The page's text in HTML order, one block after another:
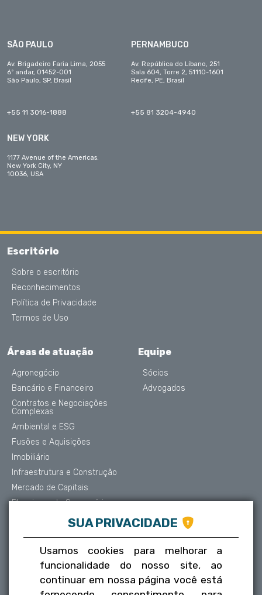
SÃO PAULO
Av. Brigadeiro Faria Lima, 2055
6º andar, 01452-001
São Paulo, SP, Brasil
+55 11 3016-1888
PERNAMBUCO
Av. República do Líbano, 251
Sala 604, Torre 2, 51110-1601
Recife, PE, Brasil
+55 81 3204-4940
NEW YORK
1177 Avenue of the Americas.
New York City, NY
10036, USA
Escritório
Sobre o escritório
Reconhecimentos
Política de Privacidade
Termos de Uso
Áreas de atuação
Agronegócio
Bancário e Financeiro
Contratos e Negociações
Complexas
Ambiental e ESG
Fusões e Aquisições
Imobiliário
Infraestrutura e Construção
Mercado de Capitais
Planejamento Sucessório
Contencioso e Arbitragem
Societário
Trabalhista
Tributário
Equipe
Sócios
Advogados
SUA PRIVACIDADE
Usamos cookies para melhorar a
funcionalidade do nosso site, ao
continuar em nossa página você está